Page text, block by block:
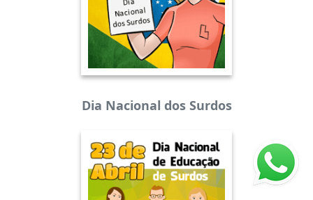
Dia Nacional dos Surdos